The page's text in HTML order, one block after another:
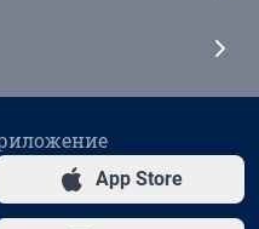
App Store